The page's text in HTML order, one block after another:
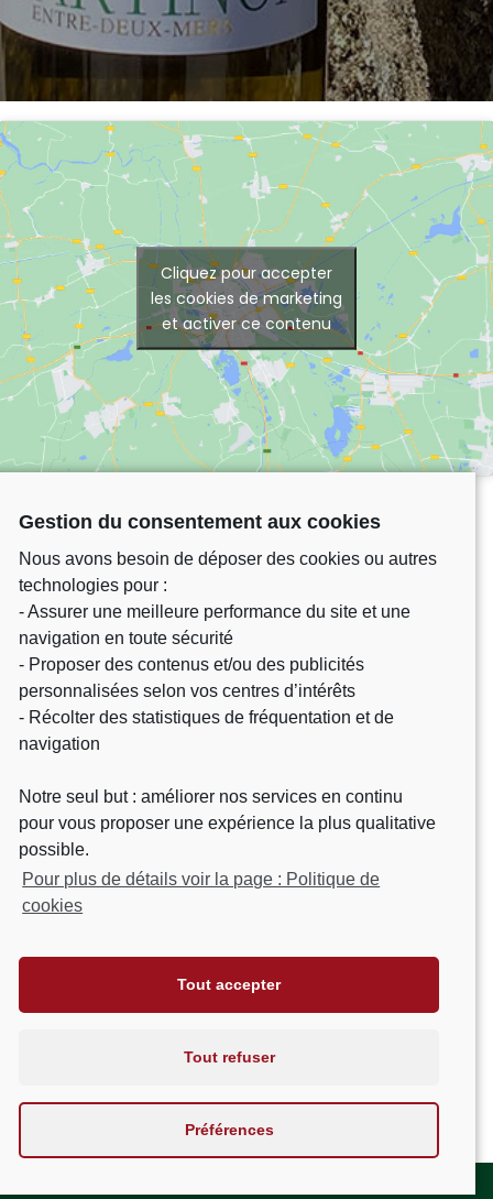
Cliquez pour accepter
les cookies de marketing
et activer ce contenu
Château Martinon – départementale 230
33540 Gornac
Nous contacter
Un vignoble authentique
Galerie
Visite et dégustation
Suivez-nous
Gestion du consentement aux cookies
Nous avons besoin de déposer des cookies ou autres
technologies pour :
- Assurer une meilleure performance du site et une
navigation en toute sécurité
- Proposer des contenus et/ou des publicités
personnalisées selon vos centres d’intérêts
- Récolter des statistiques de fréquentation et de
navigation
Notre seul but : améliorer nos services en continu
pour vous proposer une expérience la plus qualitative
possible.
Pour plus de détails voir la page : Politique de
cookies
Tout accepter
Tout refuser
Préférences